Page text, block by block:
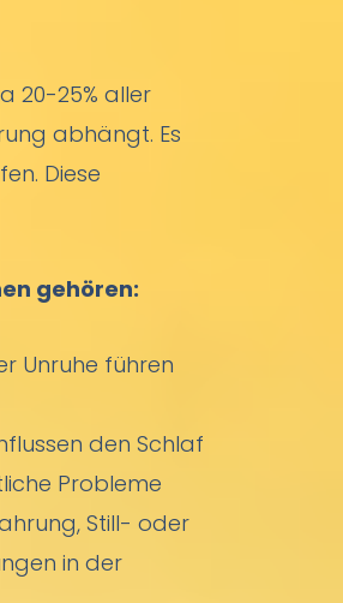
20-25% aller
abhängt. Es
Diese
gehören:
Unruhe führen
den Schlaf
Probleme
Still- oder
in der